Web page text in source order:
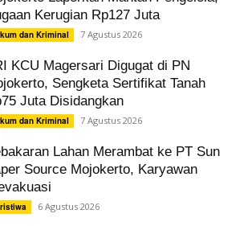
Kerugian Rp127 Juta
dan Kriminal 7 Agustus 2026
KCU Magersari Digugat di PN
Sengketa Sertifikat Tanah
Juta Disidangkan
dan Kriminal 7 Agustus 2026
Lahan Merambat ke PT Sun
Source Mojokerto, Karyawan
6 Agustus 2026